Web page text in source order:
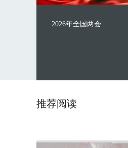
2026年全国两会
推荐阅读